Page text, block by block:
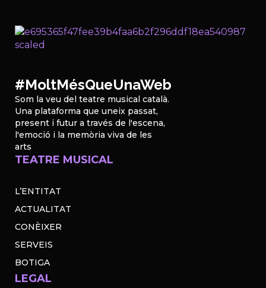
#MoltMésQueUnaWeb
Som la veu del teatre musical català.
Una plataforma que uneix passat,
present i futur a través de l'escena,
l'emoció i la memòria viva de les
arts
TEATRE MUSICAL
L’ENTITAT
ACTUALITAT
CONÈIXER
SERVEIS
BOTIGA
LEGAL